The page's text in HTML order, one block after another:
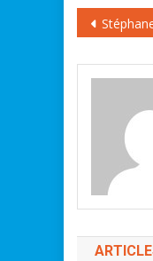
de
l’article
Stéphane Richard dénonce les pratiques de